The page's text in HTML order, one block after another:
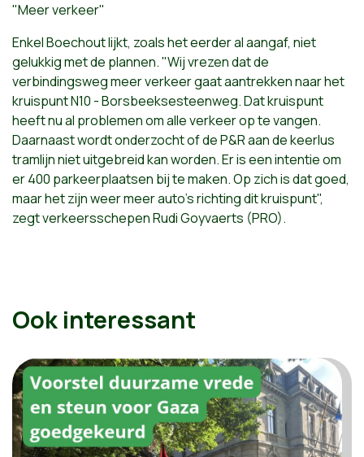
"Meer verkeer"
Enkel Boechout lijkt, zoals het eerder al aangaf, niet
gelukkig met de plannen. "Wij vrezen dat de
verbindingsweg meer verkeer gaat aantrekken naar het
kruispunt N10 - Borsbeeksesteenweg. Dat kruispunt
heeft nu al problemen om alle verkeer op te vangen.
Daarnaast wordt onderzocht of de P&R aan de keerlus
tramlijn niet uitgebreid kan worden. Er is een intentie om
er 400 parkeerplaatsen bij te maken. Op zich is dat goed,
maar het zijn weer meer auto's richting dit kruispunt",
zegt verkeersschepen Rudi Goyvaerts (PRO).
Ook interessant